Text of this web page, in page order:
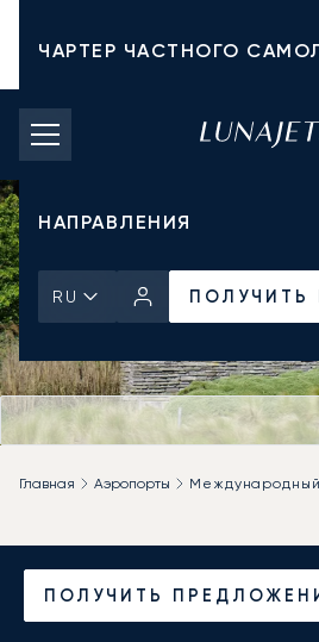
ЧАРТЕР ЧАСТНОГО
СТОИМОСТЬ ЧАРТЕРА
ЧАСТНЫЕ САМОЛЕТЫ
НАПРАВЛЕНИЯ
RU ПОЛУЧИТЬ
ПОЛУЧИТЬ
Главная Аэропорты
Частный
аэропорт